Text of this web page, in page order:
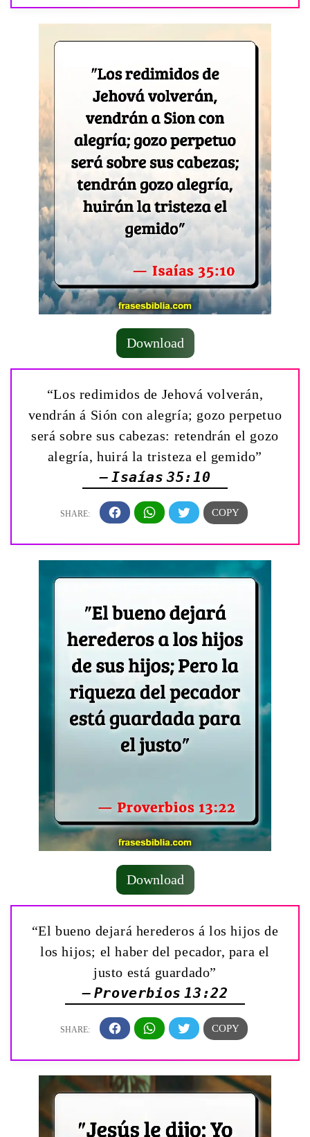
Download
“Los redimidos de Jehová volverán,
vendrán á Sión con alegría; gozo perpetuo
será sobre sus cabezas: retendrán el gozo
alegría, huirá la tristeza el gemido”
— Isaías 35:10
Download
“El bueno dejará herederos á los hijos de
los hijos; el haber del pecador, para el
justo está guardado”
— Proverbios 13:22